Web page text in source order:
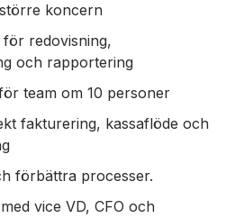
koncern
redovisning,
och rapportering
team om 10 personer
fakturering, kassaflöde och
förbättra processer.
vice VD, CFO och